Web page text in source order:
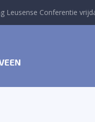
Leusense Conferentie